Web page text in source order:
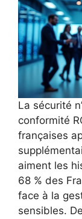
La sécurité
conformité
françaises
aiment les
68 % des
face à la
sensibles.